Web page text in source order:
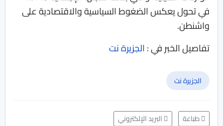
في تحول يعكس الضغوط السياسية والاقتصادية على
واشنطن.
تفاصيل الخبر في :الجزيرة نت
الجزيرة نت
طباعة البريد الإلكتروني